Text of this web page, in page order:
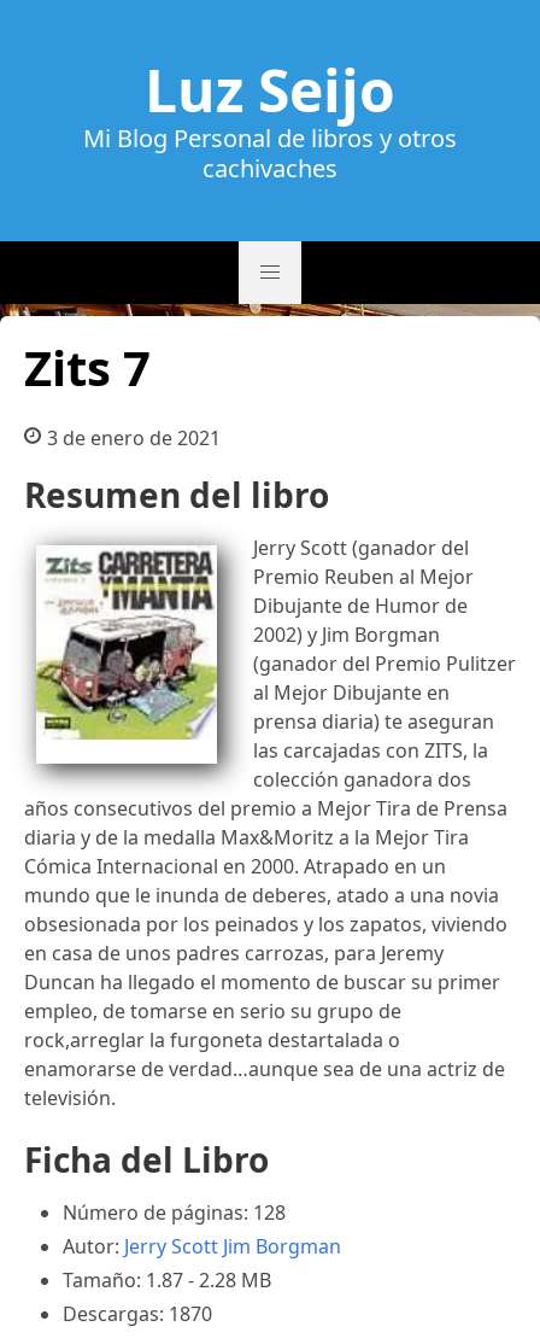
Luz Seijo
Mi Blog Personal de libros y otros
cachivaches
Zits 7
3 de enero de 2021
Resumen del libro
Jerry Scott (ganador del
Premio Reuben al Mejor
Dibujante de Humor de
2002) y Jim Borgman
(ganador del Premio Pulitzer
al Mejor Dibujante en
prensa diaria) te aseguran
las carcajadas con ZITS, la
colección ganadora dos
años consecutivos del premio a Mejor Tira de Prensa
diaria y de la medalla Max&Moritz a la Mejor Tira
Cómica Internacional en 2000. Atrapado en un
mundo que le inunda de deberes, atado a una novia
obsesionada por los peinados y los zapatos, viviendo
en casa de unos padres carrozas, para Jeremy
Duncan ha llegado el momento de buscar su primer
empleo, de tomarse en serio su grupo de
rock,arreglar la furgoneta destartalada o
enamorarse de verdad…aunque sea de una actriz de
televisión.
Ficha del Libro
Número de páginas: 128
Autor: Jerry Scott Jim Borgman
Tamaño: 1.87 - 2.28 MB
Descargas: 1870